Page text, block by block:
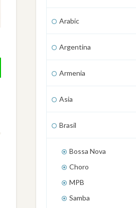
Arabic
Argentina
Armenia
Asia
Brasil
Bossa Nova
Choro
MPB
Samba